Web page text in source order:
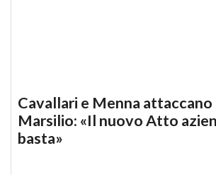
Cavallari e Menna attaccano
Marsilio: «Il nuovo Atto
basta»